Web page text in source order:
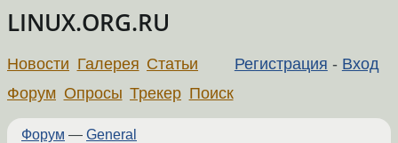
LINUX.ORG.RU
Регистрация - Вход
Новости Галерея Статьи
Форум Опросы Трекер Поиск
Форум — General